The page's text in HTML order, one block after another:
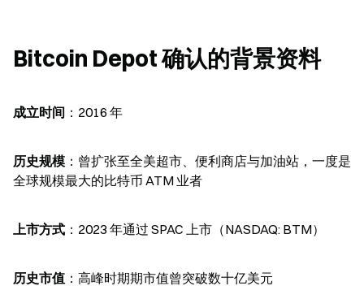
Bitcoin Depot 确认的背景资料
成立时间 ：2016 年
历史规模 ：曾扩张至全美超市、便利商店与加油站，一度是
全球规模最大的比特币 ATM 业者
上市方式 ：2023 年通过 SPAC 上市（NASDAQ: BTM）
历史市值 ：高峰时期期市值曾突破数十亿美元